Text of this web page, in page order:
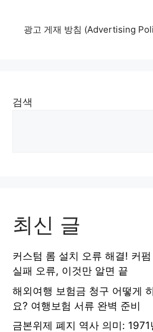
광고 게재 방침 (Advertising
검색
최신 글
커스텀 롬 설치 오류 해결! 커펌
실패 오류, 이것만 알면 끝
해외여행 보험금 청구 어떻게
요? 여행보험 서류 완벽 준비
금본위제 폐지 역사 의미: 1971